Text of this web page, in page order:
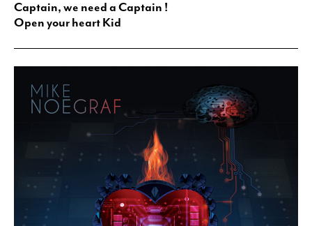
Captain, we need a Captain !
Open your heart Kid